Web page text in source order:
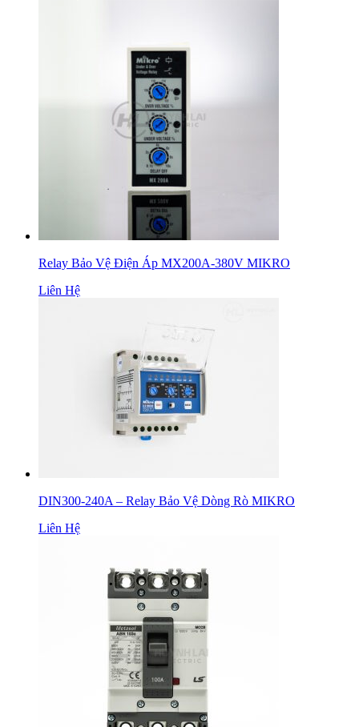
Relay Bảo Vệ Điện Áp MX200A-380V MIKRO
Liên Hệ
DIN300-240A – Relay Bảo Vệ Dòng Rò MIKRO
Liên Hệ